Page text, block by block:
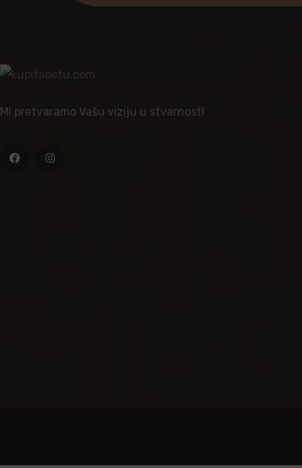
Mi pretvaramo Vašu viziju u stvarnost!